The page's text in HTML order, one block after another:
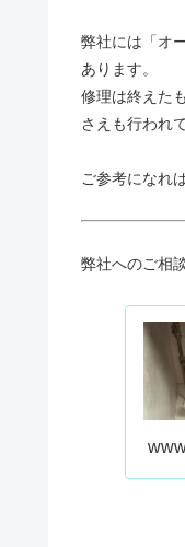
弊社には「オ
あります。
修理は終えた
さえも行われ
ご参考になれ
弊社へのご相